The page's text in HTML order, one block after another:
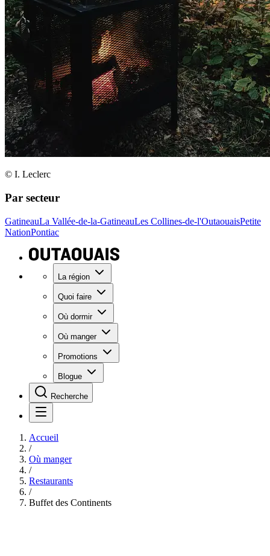
© I. Leclerc
Par secteur
GatineauLa Vallée-de-la-GatineauLes Collines-de-l'OutaouaisPetite
NationPontiac
La région
Quoi faire
Où dormir
Où manger
Promotions
Blogue
Recherche
Accueil
/
Où manger
/
Restaurants
/
Buffet des Continents